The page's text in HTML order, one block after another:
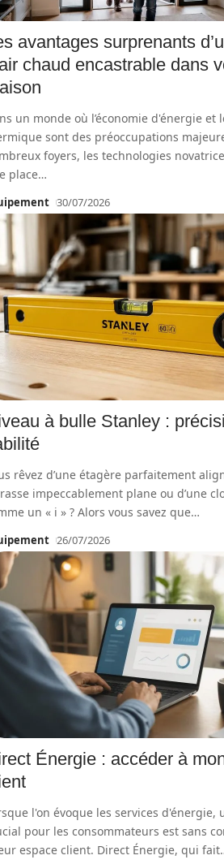
avantages surprenants
chaud encastrable dans
un monde où l’économie d'énergie et
sont des préoccupations
foyers, les technologies
place…
30/07/2026
à bulle Stanley :
rêvez d’une étagère parfaitement
impeccablement plane ou d’une
un « i » ? Alors vous savez que…
26/07/2026
Énergie : accéder à
l'on évoque les services d'énergie,
pour les consommateurs est sans
espace client. Direct Énergie, qui fait